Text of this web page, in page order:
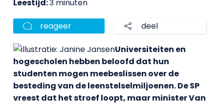
Leestijd:3 minuten
reageer deel
Universiteiten en
hogescholen hebben beloofd dat hun
studenten mogen meebeslissen over de
besteding van de leenstelselmiljoenen. De SP
vreest dat het stroef loopt, maar minister Van